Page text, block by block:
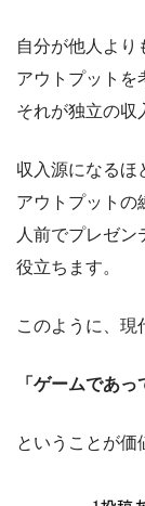
自分が他人より
アウトプットを
それが独立の収
収入源になるほ
アウトプットの
人前でプレゼン
役立ちます。
このように、現
「ゲームであ
ということが価